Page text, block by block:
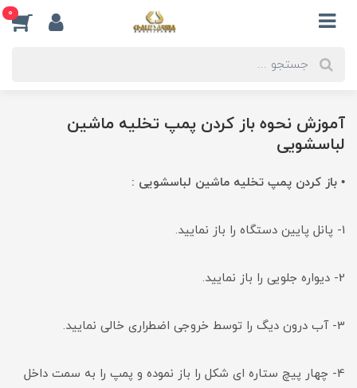
0
آموزش نحوه باز کردن پمپ تخلیه ماشین
لباسشویی
• باز کردن پمپ تخلیه ماشین لباسشویی :
1- پانل پایین دستگاه را باز نمایید.
2- دیواره جلویی را باز نمایید.
3- آب درون دیگ را توسط خروجی اضطراری خالی نمایید.
4- چهار پیچ ستاره ای شکل را باز نموده و پمپ را به سمت داخل